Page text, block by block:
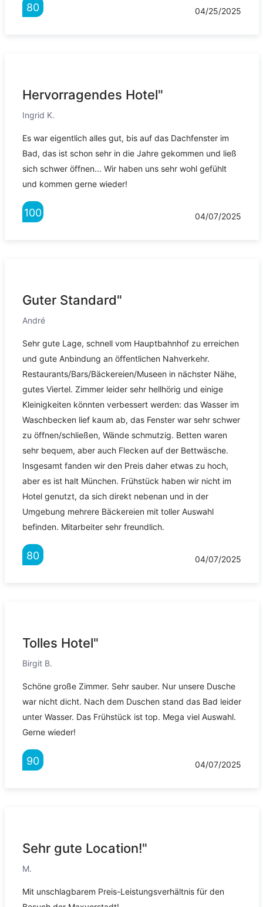
80 04/25/2025
Hervorragendes Hotel"
Ingrid K.
Es war eigentlich alles gut, bis auf das Dachfenster im
Bad, das ist schon sehr in die Jahre gekommen und ließ
sich schwer öffnen... Wir haben uns sehr wohl gefühlt
und kommen gerne wieder!
100 04/07/2025
Guter Standard"
André
Sehr gute Lage, schnell vom Hauptbahnhof zu erreichen
und gute Anbindung an öffentlichen Nahverkehr.
Restaurants/Bars/Bäckereien/Museen in nächster Nähe,
gutes Viertel. Zimmer leider sehr hellhörig und einige
Kleinigkeiten könnten verbessert werden: das Wasser im
Waschbecken lief kaum ab, das Fenster war sehr schwer
zu öffnen/schließen, Wände schmutzig. Betten waren
sehr bequem, aber auch Flecken auf der Bettwäsche.
Insgesamt fanden wir den Preis daher etwas zu hoch,
aber es ist halt München. Frühstück haben wir nicht im
Hotel genutzt, da sich direkt nebenan und in der
Umgebung mehrere Bäckereien mit toller Auswahl
befinden. Mitarbeiter sehr freundlich.
80 04/07/2025
Tolles Hotel"
Birgit B.
Schöne große Zimmer. Sehr sauber. Nur unsere Dusche
war nicht dicht. Nach dem Duschen stand das Bad leider
unter Wasser. Das Frühstück ist top. Mega viel Auswahl.
Gerne wieder!
90 04/07/2025
Sehr gute Location!"
M.
Mit unschlagbarem Preis-Leistungsverhältnis für den